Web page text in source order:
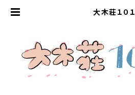
大木荘１０１